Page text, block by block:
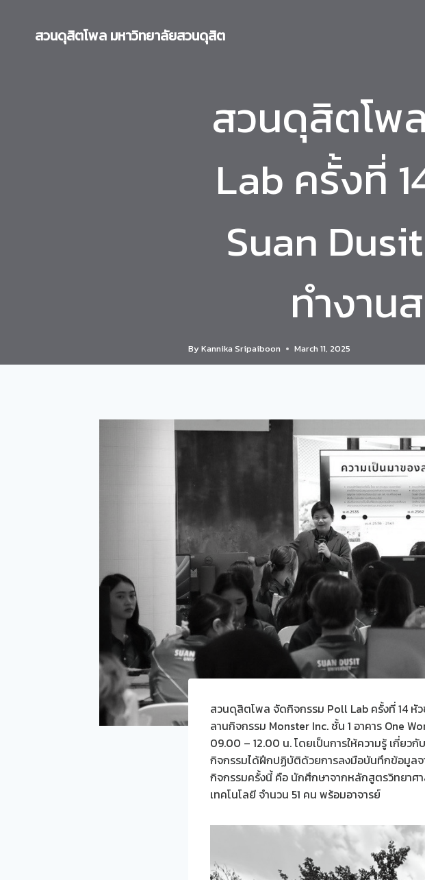
contentสวนดุสิตโพล มหาวิทยาลัยสวนดุสิต
สวนดุสิตโพ
Lab ครั้งที่
Suan
ทำงาน
By Kannika Sripaiboon March 11, 2025
สวนดุสิตโพล จัดกิจกรรม Poll Lab ครั้งที่ 14 หั
ลานกิจกรรม Monster Inc. ชั้น 1 อาคาร One
09.00 – 12.00 น. โดยเป็นการให้ความรู้ เกี่ยว
กิจกรรมได้ฝึกปฏิบัติด้วยการลงมือบันทึกข้อมูลจ
กิจกรรมครั้งนี้ คือ นักศึกษาจากหลักสูตรวิทยา
เทคโนโลยี จำนวน 51 คน พร้อมอาจารย์